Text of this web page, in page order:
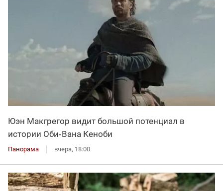
Юэн Макгрегор видит большой потенциал в
истории Оби‑Вана Кеноби
Панорама вчера, 18:00